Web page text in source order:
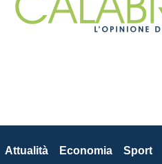
Attualità Economia Sport